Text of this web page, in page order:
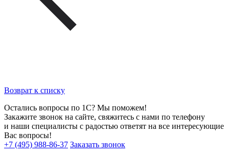
Возврат к списку
Остались вопросы по 1С? Мы поможем!
Закажите звонок на сайте, свяжитесь с нами по телефону
и наши специалисты с радостью ответят на все интересующие
Вас вопросы!
+7 (495) 988-86-37 Заказать звонок